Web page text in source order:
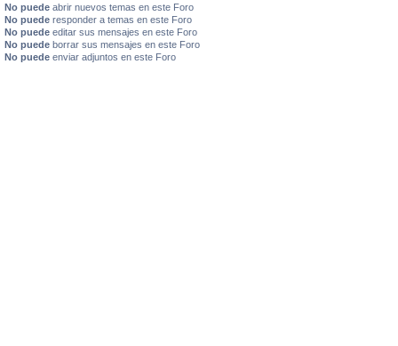
No puede abrir nuevos temas en este Foro
No puede responder a temas en este Foro
No puede editar sus mensajes en este Foro
No puede borrar sus mensajes en este Foro
No puede enviar adjuntos en este Foro